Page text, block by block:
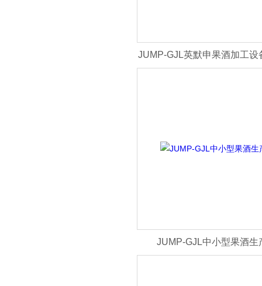
JUMP-GJL英默申果酒加工设
JUMP-GJL中小型果酒生